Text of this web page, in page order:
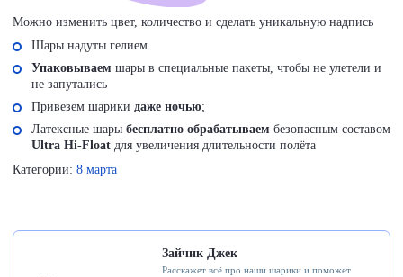
Можно изменить цвет, количество и сделать уникальную надпись
Шары надуты гелием
Упаковываем шары в специальные пакеты, чтобы не улетели и
не запутались
Привезем шарики даже ночью;
Латексные шары бесплатно обрабатываем безопасным составом
Ultra Hi-Float для увеличения длительности полёта
Категории: 8 марта
Зайчик Джек
Расскажет всё про наши шарики и поможет